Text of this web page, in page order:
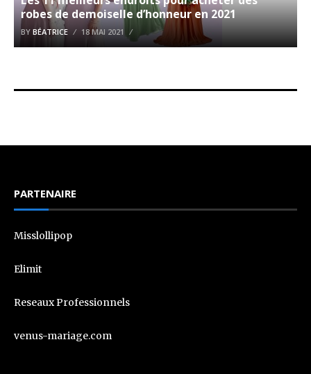
robes de demoiselle d’honneur en 2021
BY BÉATRICE 18 MAI 2021
PARTENAIRE
Misslollipop
Elimit
Reseaux Professionnels
venus-mariage.com